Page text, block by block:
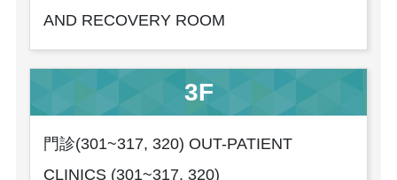
AND RECOVERY ROOM
3F
門診(301~317, 320) OUT-PATIENT
CLINICS (301~317, 320)